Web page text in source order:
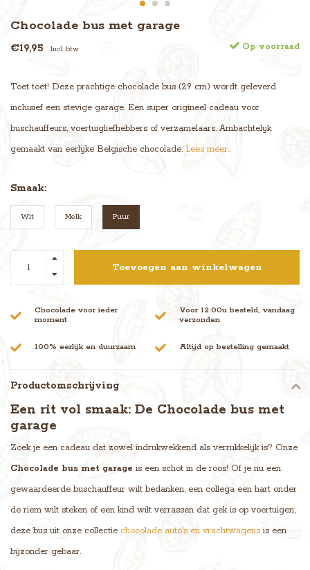
Chocolade bus met garage
€19,95 Incl. btw Op voorraad
Toet toet! Deze prachtige chocolade bus (29 cm) wordt geleverd
inclusief een stevige garage. Een super origineel cadeau voor
buschauffeurs, voertuigliefhebbers of verzamelaars. Ambachtelijk
gemaakt van eerlijke Belgische chocolade. Lees meer..
Smaak:
Wit Melk Puur
Toevoegen aan winkelwagen
Chocolade voor ieder
moment
Voor 12:00u besteld, vandaag
verzonden
100% eerlijk en duurzaam Altijd op bestelling gemaakt
Productomschrijving
Een rit vol smaak: De Chocolade bus met
garage
Zoek je een cadeau dat zowel indrukwekkend als verrukkelijk is? Onze
Chocolade bus met garage is een schot in de roos! Of je nu een
gewaardeerde buschauffeur wilt bedanken, een collega een hart onder
de riem wilt steken of een kind wilt verrassen dat gek is op voertuigen;
deze bus uit onze collectie chocolade auto's en vrachtwagens is een
bijzonder gebaar.